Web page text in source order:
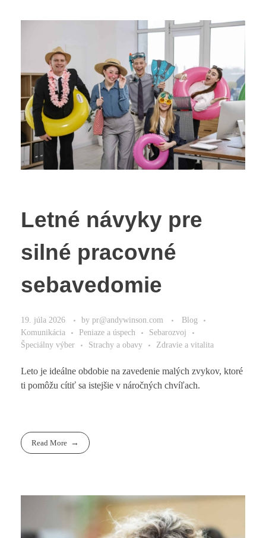
Letné návyky pre
silné pracovné
sebavedomie
19. júla 2026 by pr@andywinson.com
Blog
Komunikácia
Peniaze a úspech
Sebarozvoj
Špeciálny výber
Strachy a obavy Zdravie a vitalita
Leto je ideálne obdobie na zavedenie malých zvykov, ktoré
ti pomôžu cítiť sa istejšie v náročných chvíľach.
Read More